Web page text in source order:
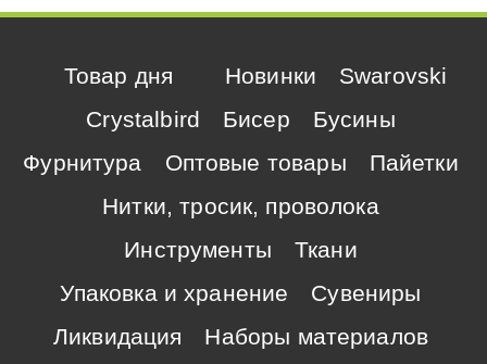
Товар дня Новинки
Swarovski
Crystalbird
Бисер
Бусины
Фурнитура
Оптовые товары
Пайетки
Нитки, тросик, проволока
Инструменты
Ткани
Упаковка и хранение
Сувениры
Ликвидация
Наборы материалов